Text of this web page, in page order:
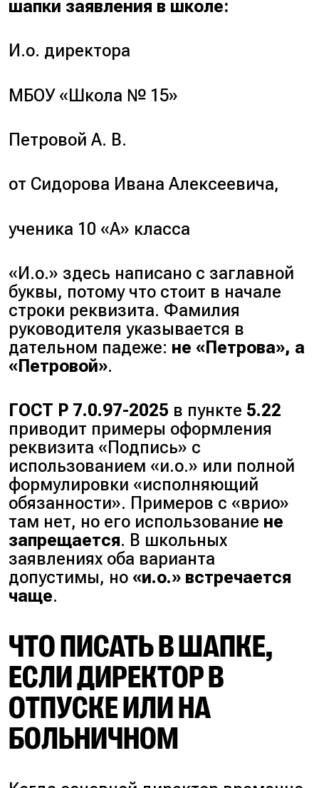
шапки заявления в школе:
И.о. директора
МБОУ «Школа № 15»
Петровой А. В.
от Сидорова Ивана Алексеевича,
ученика 10 «А» класса
«И.о.» здесь написано с заглавной
буквы, потому что стоит в начале
строки реквизита. Фамилия
руководителя указывается в
дательном падеже: не «Петрова», а
«Петровой».
ГОСТ Р 7.0.97-2025 в пункте 5.22
приводит примеры оформления
реквизита «Подпись» с
использованием «и.о.» или полной
формулировки «исполняющий
обязанности». Примеров с «врио»
там нет, но его использование не
запрещается. В школьных
заявлениях оба варианта
допустимы, но «и.о.» встречается
чаще.
ЧТО ПИСАТЬ В ШАПКЕ,
ЕСЛИ ДИРЕКТОР В
ОТПУСКЕ ИЛИ НА
БОЛЬНИЧНОМ